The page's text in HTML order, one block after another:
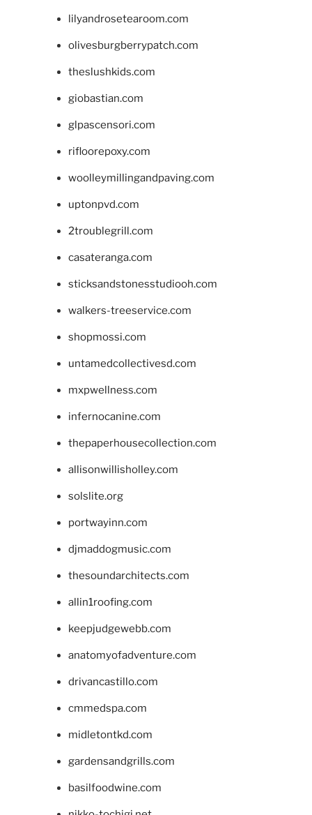
lilyandrosetearoom.com
olivesburgberrypatch.com
theslushkids.com
giobastian.com
glpascensori.com
rifloorepoxy.com
woolleymillingandpaving.com
uptonpvd.com
2troublegrill.com
casateranga.com
sticksandstonesstudiooh.com
walkers-treeservice.com
shopmossi.com
untamedcollectivesd.com
mxpwellness.com
infernocanine.com
thepaperhousecollection.com
allisonwillisholley.com
solslite.org
portwayinn.com
djmaddogmusic.com
thesoundarchitects.com
allin1roofing.com
keepjudgewebb.com
anatomyofadventure.com
drivancastillo.com
cmmedspa.com
midletontkd.com
gardensandgrills.com
basilfoodwine.com